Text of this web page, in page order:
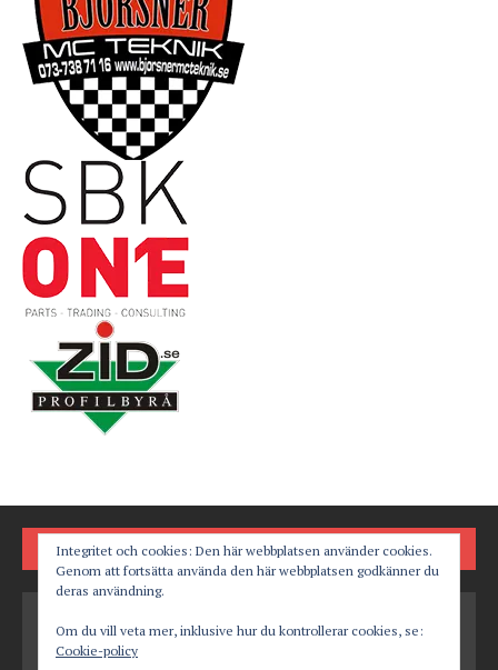
FÖLJ OSS PÅ
Integritet och cookies: Den här webbplatsen använder cookies.
Genom att fortsätta använda den här webbplatsen godkänner du
deras användning.
Om du vill veta mer, inklusive hur du kontrollerar cookies, se:
Cookie-policy